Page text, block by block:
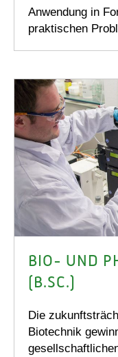
Anwendung in
praktischen
BIO- UND
(B.SC.)
Die
Biotechnik